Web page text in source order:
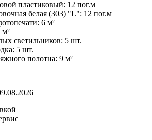
пластиковый: 12 пог.м
белая (303) "L": 12 пог.м
6 м²
м²
светильников: 5 шт.
5 шт.
полотна: 9 м²